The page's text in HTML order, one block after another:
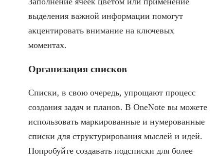
выделения важной информации помогут
акцентировать внимание на ключевых
моментах.
Организация списков
Списки, в свою очередь, упрощают процесс
создания задач и планов. В OneNote вы можете
использовать маркированные и нумерованные
списки для структурирования мыслей и идей.
Попробуйте создавать подсписки для более